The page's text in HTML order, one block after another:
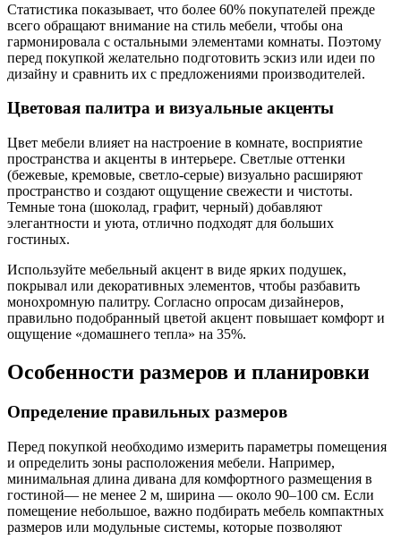
Статистика показывает, что более 60% покупателей прежде
всего обращают внимание на стиль мебели, чтобы она
гармонировала с остальными элементами комнаты. Поэтому
перед покупкой желательно подготовить эскиз или идеи по
дизайну и сравнить их с предложениями производителей.
Цветовая палитра и визуальные акценты
Цвет мебели влияет на настроение в комнате, восприятие
пространства и акценты в интерьере. Светлые оттенки
(бежевые, кремовые, светло-серые) визуально расширяют
пространство и создают ощущение свежести и чистоты.
Темные тона (шоколад, графит, черный) добавляют
элегантности и уюта, отлично подходят для больших
гостиных.
Используйте мебельный акцент в виде ярких подушек,
покрывал или декоративных элементов, чтобы разбавить
монохромную палитру. Согласно опросам дизайнеров,
правильно подобранный цветой акцент повышает комфорт и
ощущение «домашнего тепла» на 35%.
Особенности размеров и планировки
Определение правильных размеров
Перед покупкой необходимо измерить параметры помещения
и определить зоны расположения мебели. Например,
минимальная длина дивана для комфортного размещения в
гостиной— не менее 2 м, ширина — около 90–100 см. Если
помещение небольшое, важно подбирать мебель компактных
размеров или модульные системы, которые позволяют